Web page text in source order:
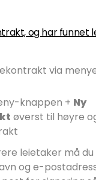
og har funnet
via
knappen + Ny
øverst til høyre
leietaker må du
og e-